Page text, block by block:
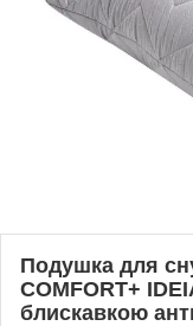
Подушка для
COMFORT+
блискавкою